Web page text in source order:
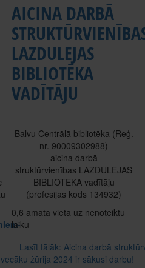
žūrija 2024 ir sākusi darbu!
AICINA DARBĀ
LAZDULEJAS
BIBLIOTĒKA
VADĪTĀJU
Balvu Centrālā bibliotēka (Reģ.
nr. 90009302988)
aicina darbā
struktūrvienības LAZDULEJAS
BIBLIOTĒKA vadītāju
(profesijas kods 134932)
0,6 amata vieta uz nenoteiktu
laiku
Lasīt tālāk: Aicina darbā